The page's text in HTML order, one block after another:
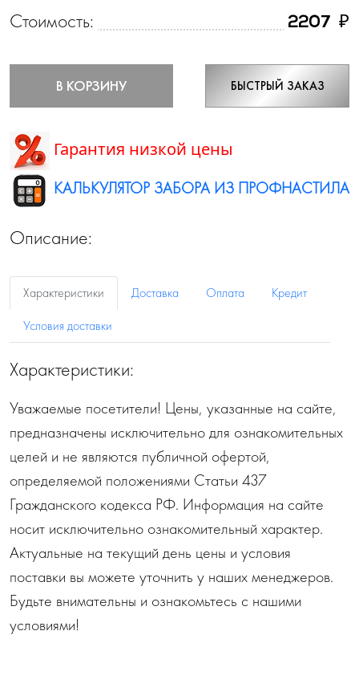
Стоимость: 2207 ₽
В КОРЗИНУ БЫСТРЫЙ ЗАКАЗ
Гарантия низкой цены
КАЛЬКУЛЯТОР ЗАБОРА ИЗ ПРОФНАСТИЛА
Описание:
Характеристики Доставка Оплата
Кредит
Условия доставки
Характеристики:
Уважаемые посетители! Цены, указанные на сайте,
предназначены исключительно для ознакомительных
целей и не являются публичной офертой,
определяемой положениями Статьи 437
Гражданского кодекса РФ. Информация на сайте
носит исключительно ознакомительный характер.
Актуальные на текущий день цены и условия
поставки вы можете уточнить у наших менеджеров.
Будьте внимательны и ознакомьтесь с нашими
условиями!